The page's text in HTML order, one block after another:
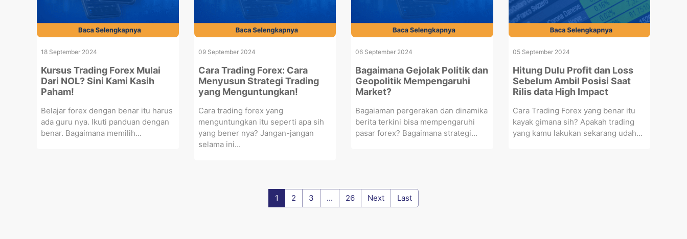
18 September 2024
Kursus Trading Forex Mulai
Dari NOL? Sini Kami Kasih
Paham!
Belajar forex dengan benar itu harus
ada guru nya. Ikuti panduan dengan
benar. Bagaimana memilih...
09 September 2024
Cara Trading Forex: Cara
Menyusun Strategi Trading
yang Menguntungkan!
Cara trading forex yang
menguntungkan itu seperti apa sih
yang bener nya? Jangan-jangan
selama ini...
06 September 2024
Bagaimana Gejolak Politik dan
Geopolitik Mempengaruhi
Market?
Bagaiaman pergerakan dan dinamika
berita terkini bisa mempengaruhi
pasar forex? Bagaimana strategi...
05 September 2024
Hitung Dulu Profit dan Loss
Sebelum Ambil Posisi Saat
Rilis data High Impact
Cara Trading Forex yang benar itu
kayak gimana sih? Apakah trading
yang kamu lakukan sekarang udah...
1 2 3 ... 26 Next Last